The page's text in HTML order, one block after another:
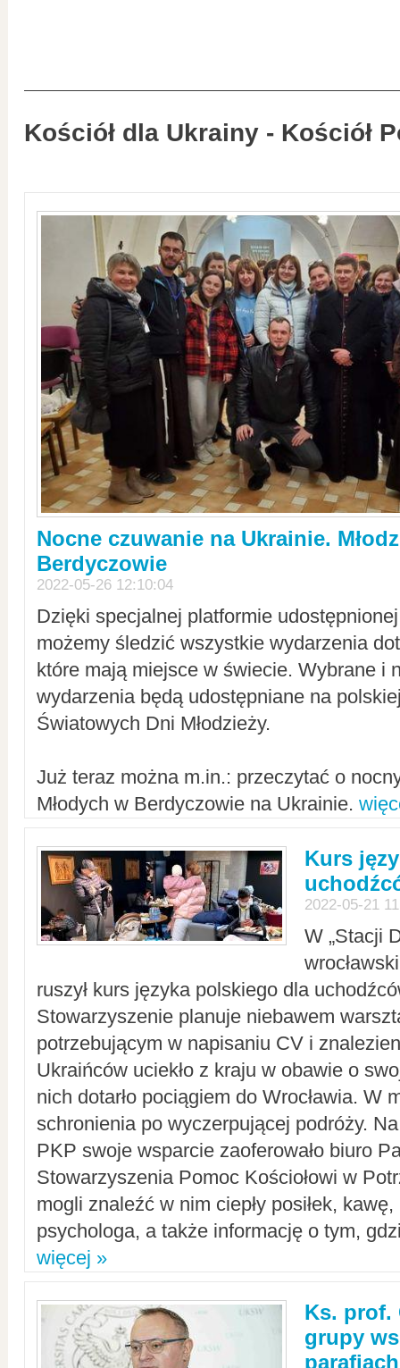
Kościół dla Ukrainy - Kościół
Nocne czuwanie na Ukrainie.
Berdyczowie
2022-05-26 12:10:04
Dzięki specjalnej platformie
możemy śledzić wszystkie wydarzenia
które mają miejsce w świecie. Wybrane i
wydarzenia będą udostępniane na
Światowych Dni Młodzieży.
Już teraz można m.in.: przeczytać o
Młodych w Berdyczowie na Ukrainie.
Kurs
2022-05-21
W „Stacji
ruszył kurs języka polskiego dla
Stowarzyszenie planuje niebawem
potrzebującym w napisaniu CV i
Ukraińców uciekło z kraju w obawie o
nich dotarło pociągiem do Wrocławia. W
schronienia po wyczerpującej podróży.
PKP swoje wsparcie zaoferowało biuro
Stowarzyszenia Pomoc Kościołowi w
mogli znaleźć w nim ciepły posiłek,
psychologa, a także informację o tym,
więcej »
Ks. prof.
grupy
parafiach